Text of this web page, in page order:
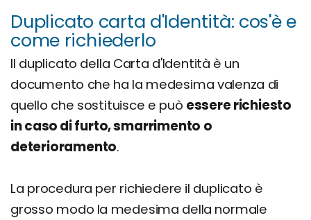
Duplicato carta d'Identità: cos'è e
come richiederlo
ll duplicato della Carta d'Identità è un
documento che ha la medesima valenza di
quello che sostituisce e può essere richiesto
in caso di furto, smarrimento o
deterioramento.
La procedura per richiedere il duplicato è
grosso modo la medesima della normale